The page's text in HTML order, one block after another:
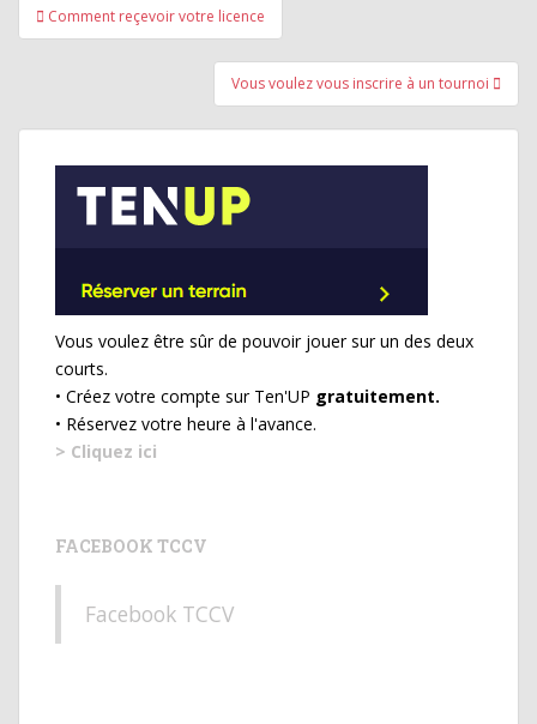
Navigation
de
Comment reçevoir votre licence
Vous voulez vous inscrire à un tournoi
Vous voulez être sûr de pouvoir jouer sur un des deux
courts.
• Créez votre compte sur Ten'UP gratuitement.
• Réservez votre heure à l'avance.
> Cliquez ici
FACEBOOK TCCV
Facebook TCCV